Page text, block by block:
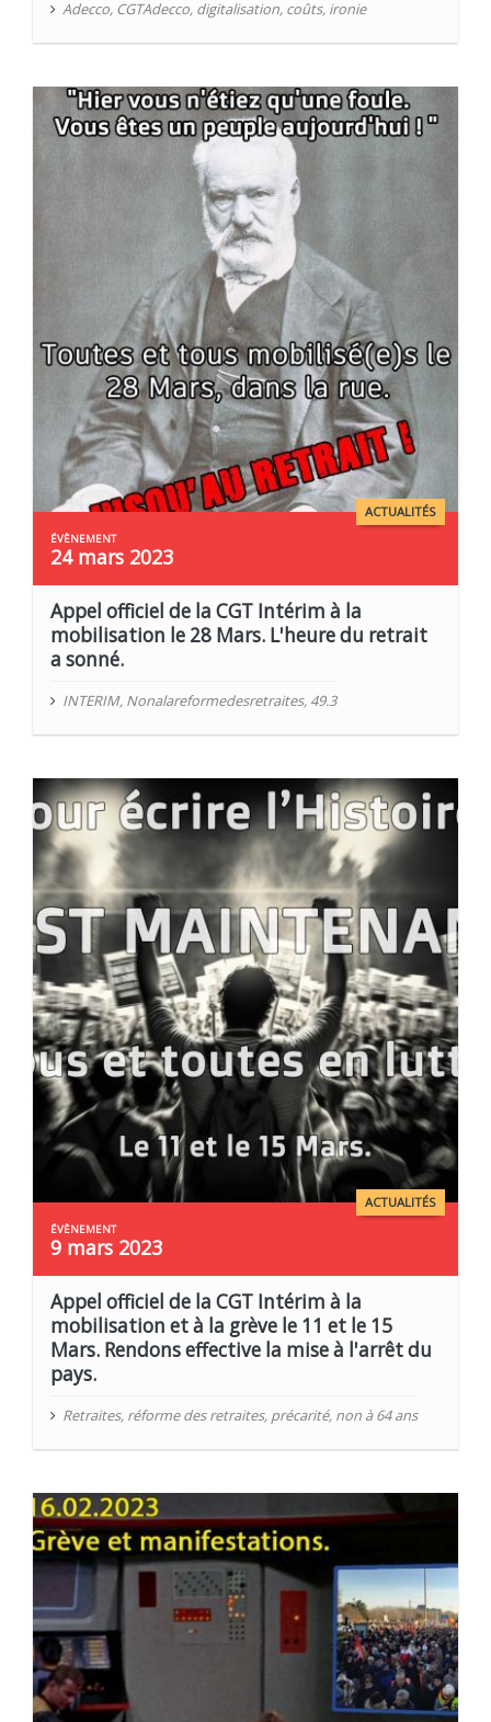
Adecco, CGTAdecco, digitalisation, coûts, ironie
ACTUALITÉS
24 mars 2023
Appel officiel de la CGT Intérim à la
mobilisation le 28 Mars. L'heure du retrait
a sonné.
INTERIM, Nonalareformedesretraites, 49.3
ACTUALITÉS
9 mars 2023
Appel officiel de la CGT Intérim à la
mobilisation et à la grève le 11 et le 15
Mars. Rendons effective la mise à l'arrêt du
pays.
Retraites, réforme des retraites, précarité, non à 64 ans